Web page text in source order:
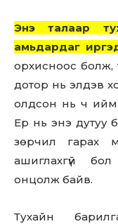
Энэ талаар
амьдардаг
орхисноос болж,
дотор нь элдэв
олдсон нь ч ийм
Ер нь энэ дутуу
зөрчил гарах
ашиглахгүй
онцолж байв.
Тухайн